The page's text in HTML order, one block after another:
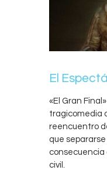
El
«El Gran
tragicomedia
reencuentro
que
consecuencia
civil.